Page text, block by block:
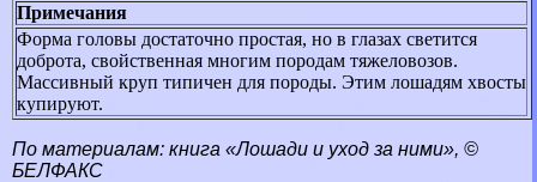
Примечания
Форма головы достаточно простая, но в глазах светится
доброта, свойственная многим породам тяжеловозов.
Массивный круп типичен для породы. Этим лошадям хвосты
купируют.
По материалам: книга «Лошади и уход за ними», ©
БЕЛФАКС